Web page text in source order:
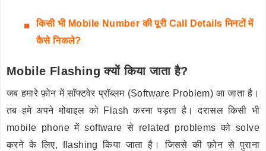
किसी भी Mobile Number की पूरी Call Details मिनटों में
कैसे निकले?
Mobile Flashing क्यों किया जाता है?
जब हमारे फ़ोन में सॉफ्टवेर प्रॉब्लम (Software Problem) आ जाता है।
तब हमे अपने मोबाइल को Flash करना पड़ता है। दरासल किसी भी
mobile phone में software से related problems को solve
करने के लिए, flashing किया जाता है। जिससे की फ़ोन से पुराना